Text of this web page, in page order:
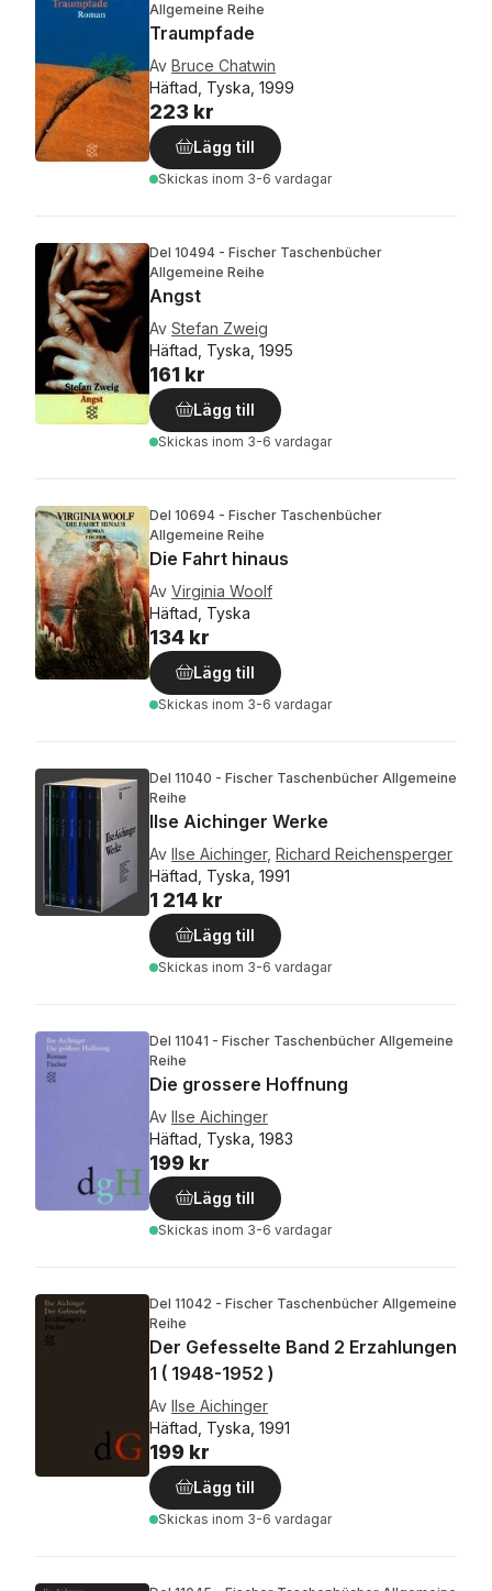
Allgemeine Reihe
Traumpfade
Av Bruce Chatwin
Häftad, Tyska, 1999
223 kr
Lägg till
Skickas inom 3-6 vardagar
Del 10494 - Fischer Taschenbücher
Allgemeine Reihe
Angst
Av Stefan Zweig
Häftad, Tyska, 1995
161 kr
Lägg till
Skickas inom 3-6 vardagar
Del 10694 - Fischer Taschenbücher
Allgemeine Reihe
Die Fahrt hinaus
Av Virginia Woolf
Häftad, Tyska
134 kr
Lägg till
Skickas inom 3-6 vardagar
Del 11040 - Fischer Taschenbücher Allgemeine
Reihe
Ilse Aichinger Werke
Av Ilse Aichinger, Richard Reichensperger
Häftad, Tyska, 1991
1 214 kr
Lägg till
Skickas inom 3-6 vardagar
Del 11041 - Fischer Taschenbücher Allgemeine
Reihe
Die grossere Hoffnung
Av Ilse Aichinger
Häftad, Tyska, 1983
199 kr
Lägg till
Skickas inom 3-6 vardagar
Del 11042 - Fischer Taschenbücher Allgemeine
Reihe
Der Gefesselte Band 2 Erzahlungen
1 ( 1948-1952 )
Av Ilse Aichinger
Häftad, Tyska, 1991
199 kr
Lägg till
Skickas inom 3-6 vardagar